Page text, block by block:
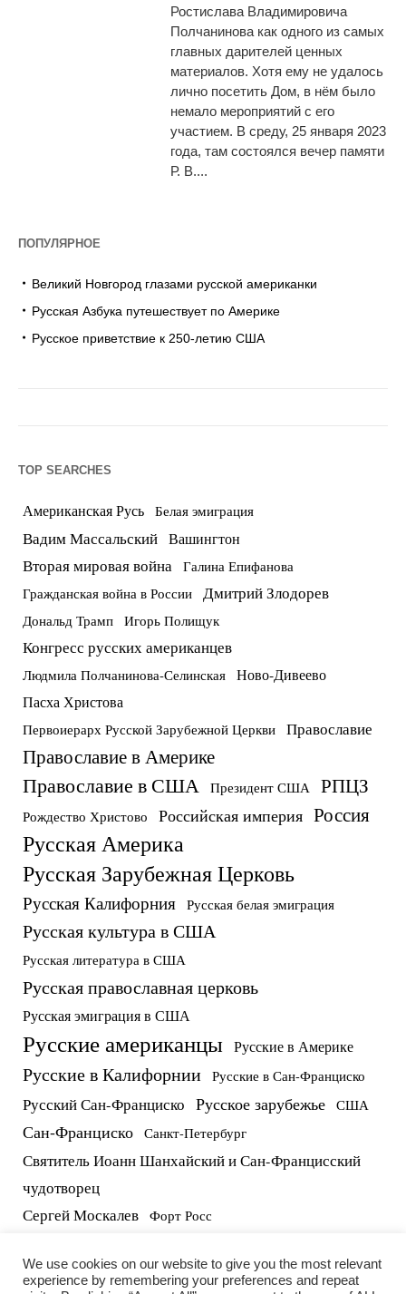
Ростислава Владимировича
Полчанинова как одного из самых
главных дарителей ценных
материалов. Хотя ему не удалось
лично посетить Дом, в нём было
немало мероприятий с его
участием. В среду, 25 января 2023
года, там состоялся вечер памяти
Р. В....
ПОПУЛЯРНОЕ
Великий Новгород глазами русской американки
Русская Азбука путешествует по Америке
Русское приветствие к 250-летию США
TOP SEARCHES
Американская Русь Белая эмиграция
Вадим Массальский Вашингтон
Вторая мировая война Галина Епифанова
Гражданская война в России Дмитрий Злодорев
Дональд Трамп Игорь Полищук
Конгресс русских американцев
Людмила Полчанинова-Селинская Ново-Дивеево
Пасха Христова
Первоиерарх Русской Зарубежной Церкви Православие
Православие в Америке
Православие в США Президент США РПЦЗ
Рождество Христово Российская империя Россия
Русская Америка
Русская Зарубежная Церковь
Русская Калифорния Русская белая эмиграция
Русская культура в США
Русская литература в США
Русская православная церковь
Русская эмиграция в США
Русские американцы Русские в Америке
Русские в Калифорнии Русские в Сан-Франциско
Русский Сан-Франциско Русское зарубежье США
Сан-Франциско Санкт-Петербург
Святитель Иоанн Шанхайский и Сан-Францисский
чудотворец
Сергей Москалев Форт Росс
We use cookies on our website to give you the most relevant
experience by remembering your preferences and repeat